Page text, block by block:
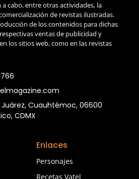
a cabo, entre otras actividades, la
de revistas ilustradas.
de los contenidos para dichas
ventas de publicidad y
los sitios web, como en las revistas
Juárez, Cuauhtémoc, 06600
CDMX
Enlaces
Personajes
Recetas Vatel